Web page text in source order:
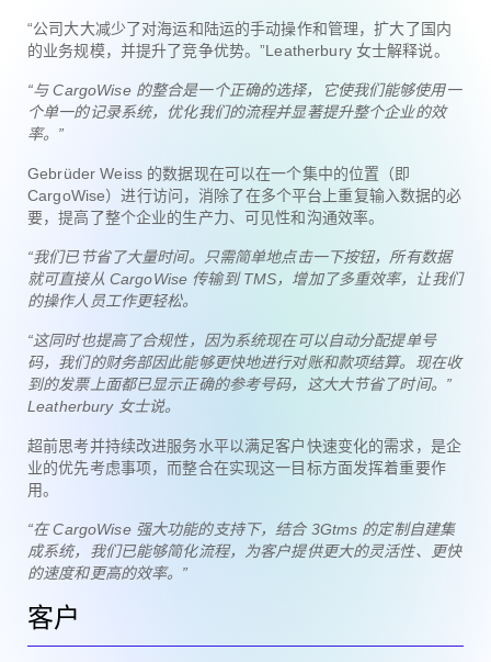
“公司大大减少了对海运和陆运的手动操作和管理，扩大了国内
的业务规模，并提升了竞争优势。”Leatherbury 女士解释说。
“与 CargoWise 的整合是一个正确的选择， 它使我们能够使用一
个单一的记录系统，优化我们的流程并显著提升整个企业的效
率。”
Gebrüder Weiss 的数据现在可以在一个集中的位置（即
CargoWise）进行访问，消除了在多个平台上重复输入数据的必
要，提高了整个企业的生产力、可见性和沟通效率。
“我们已节省了大量时间。只需简单地点击一下按钮，所有数据
就可直接从 CargoWise 传输到 TMS，增加了多重效率，让我们
的操作人员工作更轻松。
“这同时也提高了合规性，因为系统现在可以自动分配提单号
码，我们的财务部因此能够更快地进行对账和款项结算。现在收
到的发票上面都已显示正确的参考号码，这大大节省了时间。”
Leatherbury 女士说。
超前思考并持续改进服务水平以满足客户快速变化的需求，是企
业的优先考虑事项，而整合在实现这一目标方面发挥着重要作
用。
“在 CargoWise 强大功能的支持下，结合 3Gtms 的定制自建集
成系统，我们已能够简化流程，为客户提供更大的灵活性、更快
的速度和更高的效率。”
客户